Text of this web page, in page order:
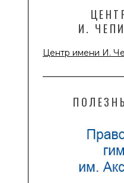
И.
Центр имени И.